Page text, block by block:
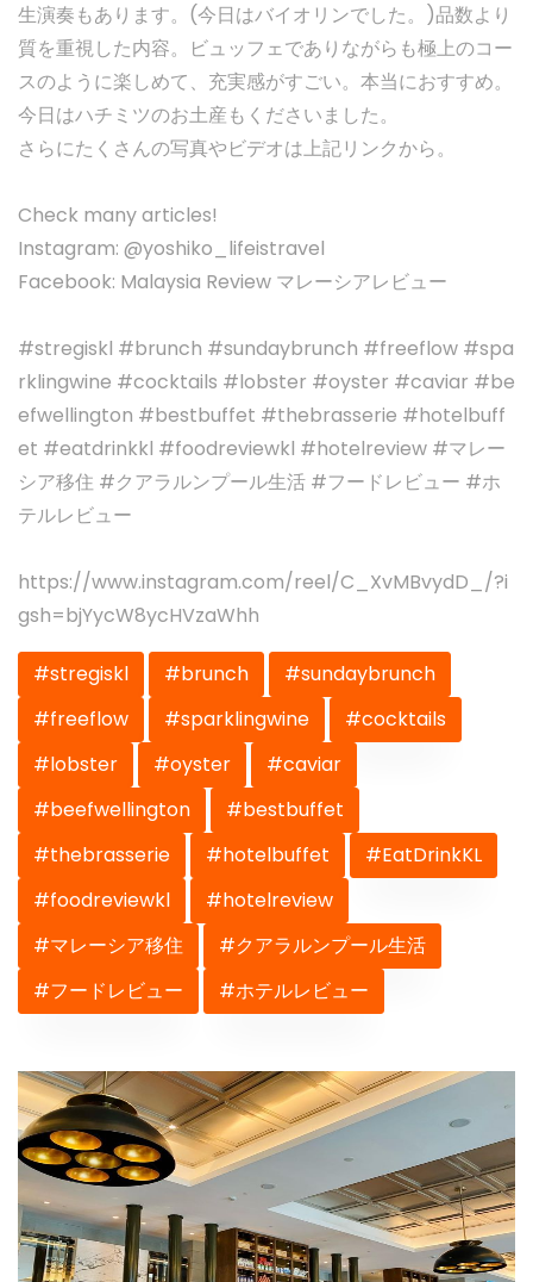
生演奏もあります。(今日はバイオリンでした。)品数より
質を重視した内容。ビュッフェでありながらも極上のコー
スのように楽しめて、充実感がすごい。本当におすすめ。
今日はハチミツのお土産もくださいました。
さらにたくさんの写真やビデオは上記リンクから。
Check many articles!
Instagram: @yoshiko_lifeistravel
Facebook: Malaysia Review マレーシアレビュー
#stregiskl #brunch #sundaybrunch #freeflow #spa
rklingwine #cocktails #lobster #oyster #caviar #be
efwellington #bestbuffet #thebrasserie #hotelbuff
et #eatdrinkkl #foodreviewkl #hotelreview #マレー
シア移住 #クアラルンプール生活 #フードレビュー #ホ
テルレビュー
https://www.instagram.com/reel/C_XvMBvydD_/?i
gsh=bjYycW8ycHVzaWhh
#stregiskl #brunch
#sundaybrunch
#freeflow
#sparklingwine
#cocktails
#lobster
#oyster
#caviar
#beefwellington
#bestbuffet
#thebrasserie
#hotelbuffet
#EatDrinkKL
#foodreviewkl
#hotelreview
#マレーシア移住
#クアラルンプール生活
#フードレビュー
#ホテルレビュー